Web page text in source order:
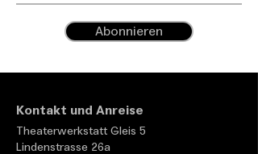
Abonnieren
Kontakt und Anreise
Theaterwerkstatt Gleis 5
Lindenstrasse 26a